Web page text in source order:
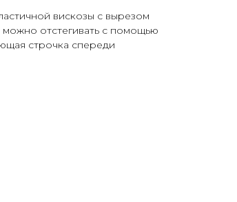
вискозы с вырезом
отстегивать с помощью
строчка спереди